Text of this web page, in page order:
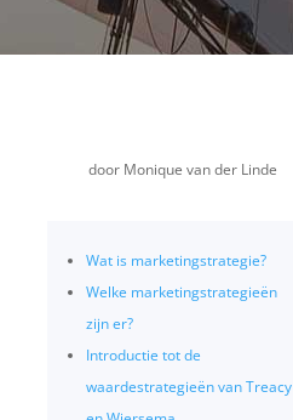
door Monique van der Linde
Wat is marketingstrategie?
Welke marketingstrategieën
zijn er?
Introductie tot de
waardestrategieën van Treacy